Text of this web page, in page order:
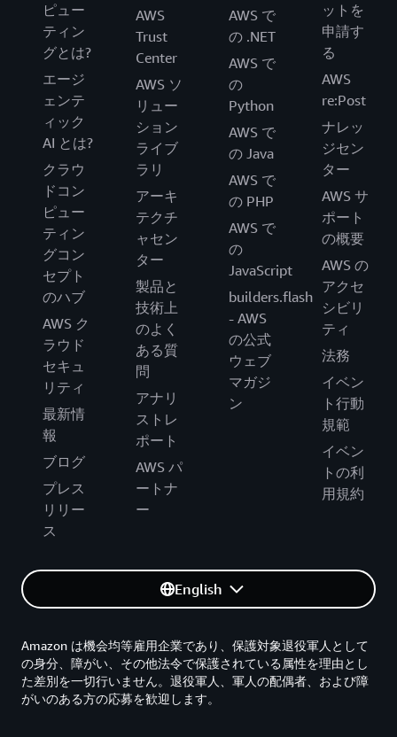
ピュー
ティン
グとは?
エージ
ェンテ
ィック
AI とは?
クラウ
ドコン
ピュー
ティン
グコン
セプト
のハブ
AWS ク
ラウド
セキュ
リティ
最新情
報
ブログ
プレス
リリー
ス
AWS
Trust
Center
AWS ソ
リュー
ション
ライブ
ラリ
アーキ
テクチ
ャセン
ター
製品と
技術上
のよく
ある質
問
アナリ
ストレ
ポート
AWS パ
ートナ
ー
AWS で
の .NET
AWS で
の
Python
AWS で
の Java
AWS で
の PHP
AWS で
の
JavaScript
builders.flash
- AWS
の公式
ウェブ
マガジ
ン
ットを
申請す
る
AWS
re:Post
ナレッ
ジセン
ター
AWS サ
ポート
の概要
AWS の
アクセ
シビリ
ティ
法務
イベン
ト行動
規範
イベン
トの利
用規約
English
Amazon は機会均等雇用企業であり、保護対象退役軍人として
の身分、障がい、その他法令で保護されている属性を理由とし
た差別を一切行いません。退役軍人、軍人の配偶者、および障
がいのある方の応募を歓迎します。